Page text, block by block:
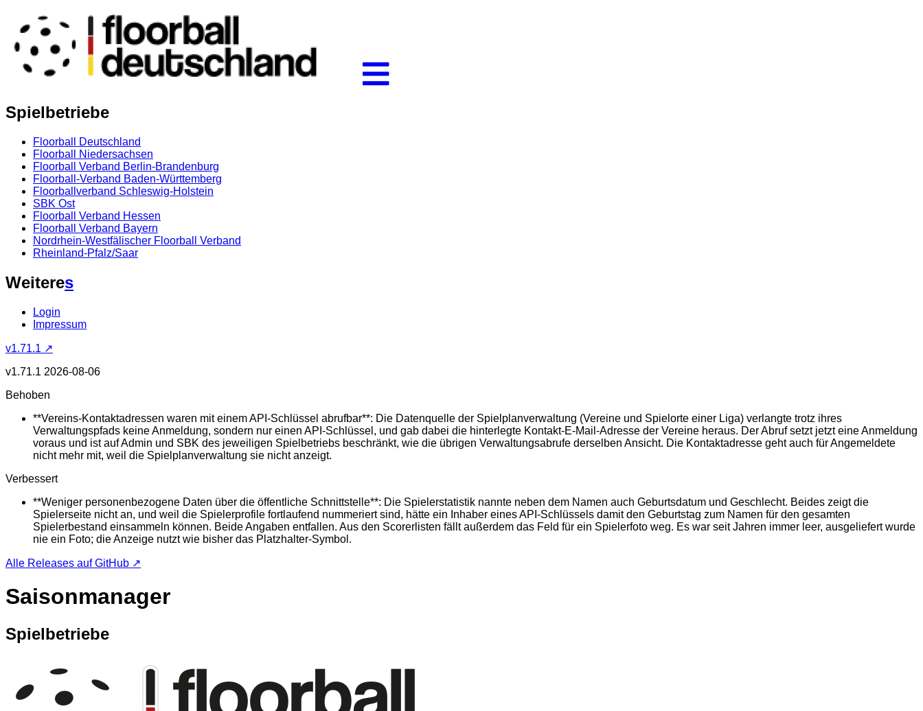
Spielbetriebe
Floorball Deutschland
Floorball Niedersachsen
Floorball Verband Berlin-Brandenburg
Floorball-Verband Baden-Württemberg
Floorballverband Schleswig-Holstein
SBK Ost
Floorball Verband Hessen
Floorball Verband Bayern
Nordrhein-Westfälischer Floorball Verband
Rheinland-Pfalz/Saar
Weiteres
Login
Impressum
v1.71.1 ↗
v1.71.1 2026-08-06
Behoben
**Vereins-Kontaktadressen waren mit einem API-Schlüssel abrufbar**: Die Datenquelle der Spielplanverwaltung (Vereine und Spielorte einer Liga) verlangte trotz ihres
Verwaltungspfads keine Anmeldung, sondern nur einen API-Schlüssel, und gab dabei die hinterlegte Kontakt-E-Mail-Adresse der Vereine heraus. Der Abruf setzt jetzt eine Anmeldung
voraus und ist auf Admin und SBK des jeweiligen Spielbetriebs beschränkt, wie die übrigen Verwaltungsabrufe derselben Ansicht. Die Kontaktadresse geht auch für Angemeldete
nicht mehr mit, weil die Spielplanverwaltung sie nicht anzeigt.
Verbessert
**Weniger personenbezogene Daten über die öffentliche Schnittstelle**: Die Spielerstatistik nannte neben dem Namen auch Geburtsdatum und Geschlecht. Beides zeigt die
Spielerseite nicht an, und weil die Spielerprofile fortlaufend nummeriert sind, hätte ein Inhaber eines API-Schlüssels damit den Geburtstag zum Namen für den gesamten
Spielerbestand einsammeln können. Beide Angaben entfallen. Aus den Scorerlisten fällt außerdem das Feld für ein Spielerfoto weg. Es war seit Jahren immer leer, ausgeliefert wurde
nie ein Foto; die Anzeige nutzt wie bisher das Platzhalter-Symbol.
Alle Releases auf GitHub ↗
Saisonmanager
Spielbetriebe